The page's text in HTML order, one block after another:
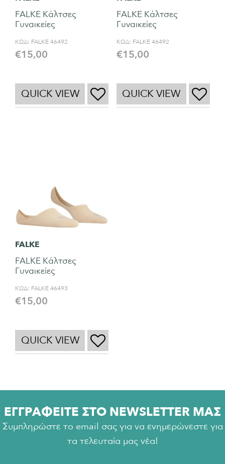
FALKE Κάλτσες
Γυναικείες
ΚΩΔ: FALKE 46492
€15,00
QUICK VIEW
FALKE Κάλτσες
Γυναικείες
ΚΩΔ: FALKE 46492
€15,00
QUICK VIEW
FALKE
FALKE Κάλτσες
Γυναικείες
ΚΩΔ: FALKE 46493
€15,00
QUICK VIEW
ΕΓΓΡΑΦΕΙΤΕ ΣΤΟ NEWSLETTER ΜΑΣ
Συμπληρώστε το email σας για να ενημερώνεστε για
τα τελευταία μας νέα!